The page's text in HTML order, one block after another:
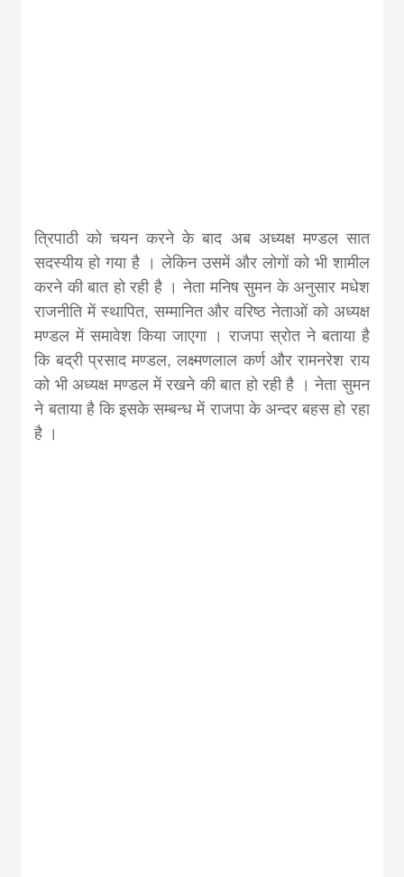
त्रिपाठी को चयन करने के बाद अब अध्यक्ष मण्डल सात
सदस्यीय हो गया है । लेकिन उसमें और लोगों को भी शामील
करने की बात हो रही है । नेता मनिष सुमन के अनुसार मधेश
राजनीति में स्थापित, सम्मानित और वरिष्ठ नेताओं को अध्यक्ष
मण्डल में समावेश किया जाएगा । राजपा स्रोत ने बताया है
कि बद्री प्रसाद मण्डल, लक्ष्मणलाल कर्ण और रामनरेश राय
को भी अध्यक्ष मण्डल में रखने की बात हो रही है । नेता सुमन
ने बताया है कि इसके सम्बन्ध में राजपा के अन्दर बहस हो रहा
है ।